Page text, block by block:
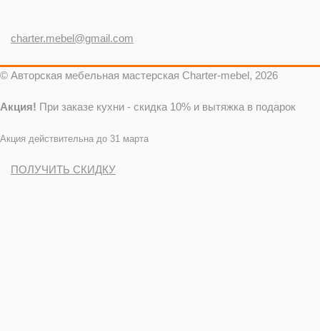
charter.mebel@gmail.com
© Авторская мебельная мастерская Charter-mebel, 2026
Акция! При заказе кухни - скидка 10% и вытяжка в подарок
Акция действительна до 31 марта
ПОЛУЧИТЬ СКИДКУ